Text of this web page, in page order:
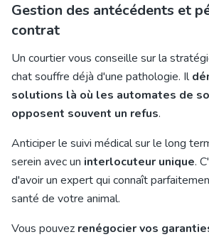
Gestion des antécédents et
contrat
Un courtier vous conseille sur la
chat souffre déjà d'une pathologie. Il
solutions là où les automates de
opposent souvent un refus.
Anticiper le suivi médical sur le long
serein avec un interlocuteur unique.
d'avoir un expert qui connaît
santé de votre animal.
Vous pouvez renégocier vos